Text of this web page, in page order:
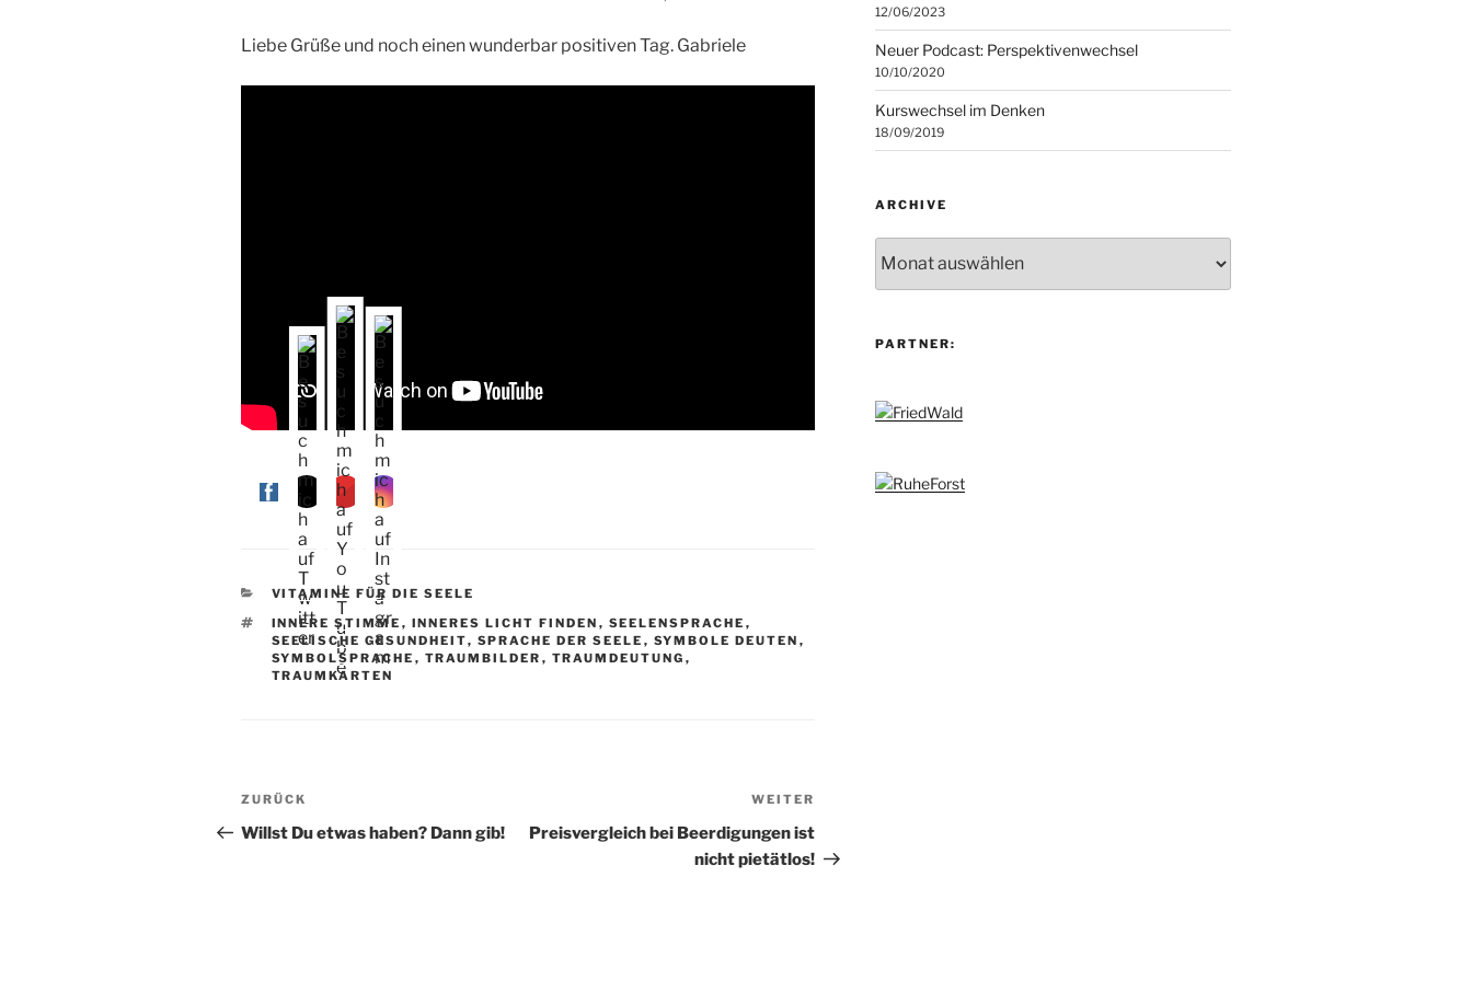
Liebe Grüße und noch einen wunderbar positiven Tag. Gabriele
KATEGORIEN
VITAMINE FÜR DIE SEELE
SCHLAGWÖRTER
INNERE STIMME , INNERES LICHT FINDEN , SEELENSPRACHE ,
SEELISCHE GESUNDHEIT, SPRACHE DER SEELE , SYMBOLE DEUTEN ,
SYMBOLSPRACHE , TRAUMBILDER , TRAUMDEUTUNG ,
TRAUMKARTEN
Beitragsnavigation
Vorheriger
Beitrag
ZURÜCK
Willst Du etwas haben? Dann gib!
Beitrag
WEITER
Preisvergleich bei Beerdigungen ist
nicht pietätlos!
12/06/2023
Neuer Podcast: Perspektivenwechsel
10/10/2020
Kurswechsel im Denken
18/09/2019
ARCHIVE
PARTNER: